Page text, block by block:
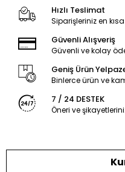
Hızlı Teslimat
Siparişleriniz en
Güvenli Alışveriş
Güvenli ve kolay
Geniş Ürün
Binlerce ürün ve
7 / 24 DESTEK
Öneri ve